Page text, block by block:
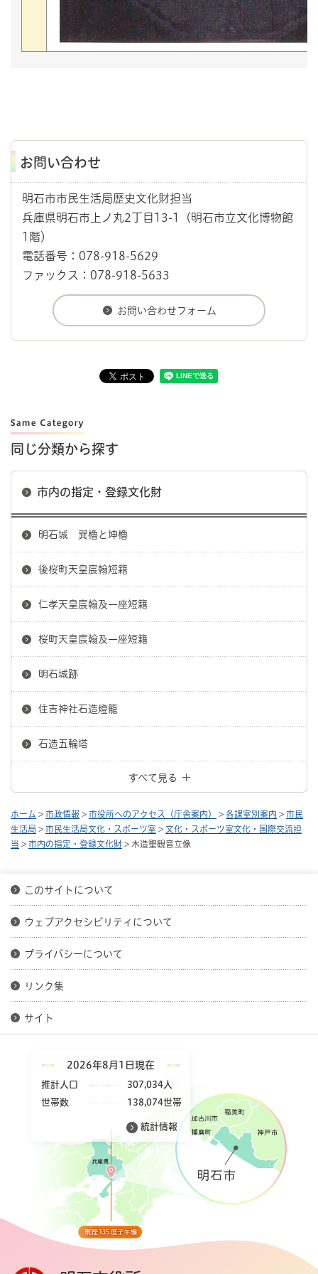
お問い合わせ
明石市市民生活局歴史文化財担当
兵庫県明石市上ノ丸2丁目13-1（明石市立文化博物館
1階）
電話番号：078-918-5629
ファックス：078-918-5633
同じ分類から探す
市内の指定・登録文化財
明石城 巽櫓と坤櫓
後桜町天皇宸翰短籍
仁孝天皇宸翰及一座短籍
桜町天皇宸翰及一座短籍
明石城跡
住吉神社石造燈籠
石造五輪塔
すべて見る
ホーム > 市政情報 > 市役所へのアクセス（庁舎案内） > 各課室別案内 > 市民
生活局 > 市民生活局文化・スポーツ室 > 文化・スポーツ室文化・国際交流担
当 > 市内の指定・登録文化財 > 木造聖観音立像
このサイトについて
ウェブアクセシビリティについて
プライバシーについて
リンク集
サイト
2026年8月1日現在
推計人口
307,034人
世帯数
138,074世帯
統計情報